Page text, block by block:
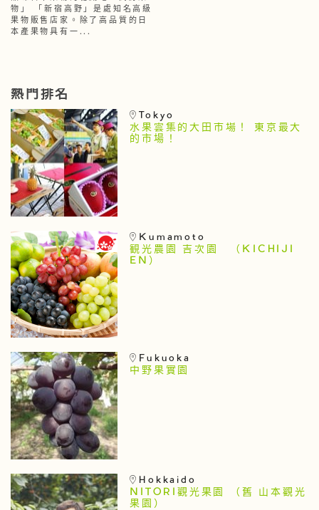
物」 「新宿高野」是處知名高級
果物販售店家。除了高品質的日
本產果物具有一...
熱門排名
Tokyo
水果雲集的大田市場！ 東京最大
的市場！
Kumamoto
観光農園 吉次園 （KICHIJI
EN）
Fukuoka
中野果實園
Hokkaido
NITORI觀光果園 （舊 山本觀光
果園）